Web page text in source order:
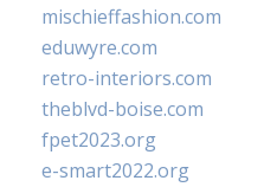
mischieffashion.com
eduwyre.com
retro-interiors.com
theblvd-boise.com
fpet2023.org
e-smart2022.org